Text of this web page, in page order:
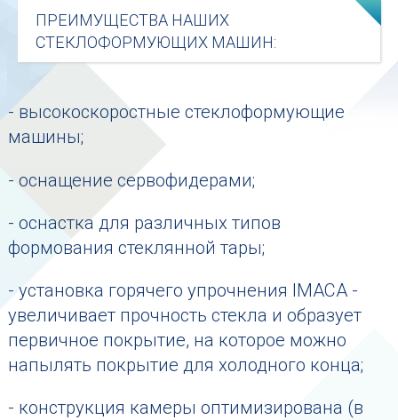
ПРЕИМУЩЕСТВА НАШИХ
СТЕКЛОФОРМУЮЩИХ МАШИН:
- высокоскоростные стеклоформующие
машины;
- оснащение сервофидерами;
- оснастка для различных типов
формования стеклянной тары;
- установка горячего упрочнения IMACA -
увеличивает прочность стекла и образует
первичное покрытие, на которое можно
напылять покрытие для холодного конца;
- конструкция камеры оптимизирована (в